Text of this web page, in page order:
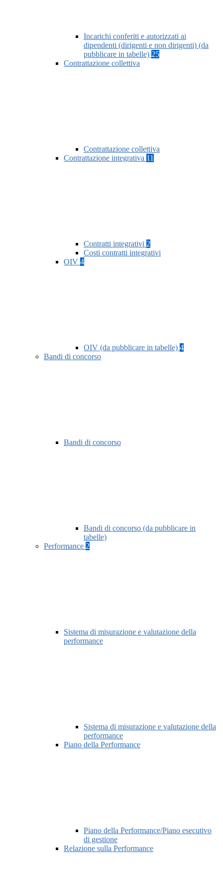
Incarichi conferiti e autorizzati ai
dipendenti (dirigenti e non dirigenti) (da
pubblicare in tabelle) 25
Contrattazione collettiva
Contrattazione collettiva
Contrattazione integrativa 11
Contratti integrativi 2
Costi contratti integrativi
OIV 4
OIV (da pubblicare in tabelle) 4
Bandi di concorso
Bandi di concorso
Bandi di concorso (da pubblicare in
tabelle)
Performance 2
Sistema di misurazione e valutazione della
performance
Sistema di misurazione e valutazione della
performance
Piano della Performance
Piano della Performance/Piano esecutivo
di gestione
Relazione sulla Performance